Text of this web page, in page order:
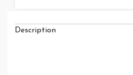
Description